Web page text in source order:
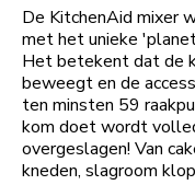
De KitchenAid mixer
met het unieke
Het betekent dat de
beweegt en de
ten minsten 59
kom doet wordt
overgeslagen! Van
kneden, slagroom